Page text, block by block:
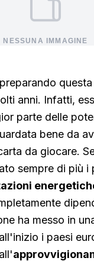
NESSUNA IMMAGINE
anni. Infatti,
parte delle
bene da
da giocare.
sempre di più i
ha messo in
i paesi